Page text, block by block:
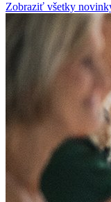
Zobraziť všetky